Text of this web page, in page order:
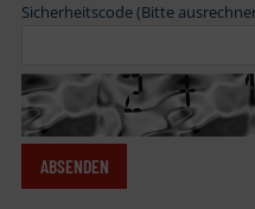
Sicherheitscode (Bitte